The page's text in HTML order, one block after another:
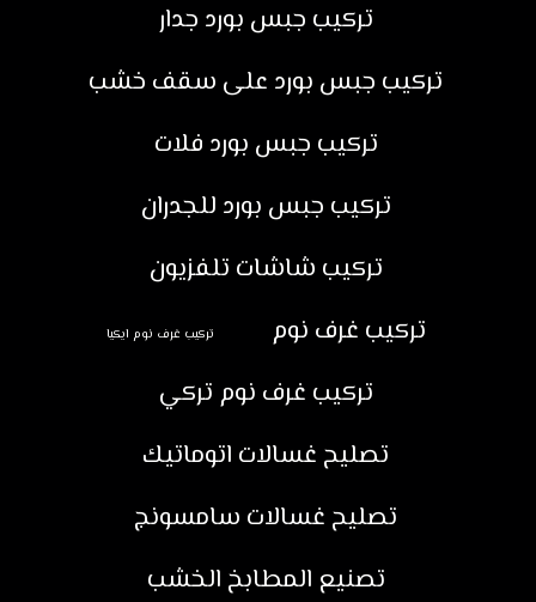
تركيب جبس بورد جدار
تركيب جبس بورد على سقف خشب
تركيب جبس بورد فلات
تركيب جبس بورد للجدران
تركيب شاشات تلفزيون
تركيب غرف نوم
تركيب غرف نوم ايكيا
تركيب غرف نوم تركي
تصليح غسالات اتوماتيك
تصليح غسالات سامسونج
تصنيع المطابخ الخشب